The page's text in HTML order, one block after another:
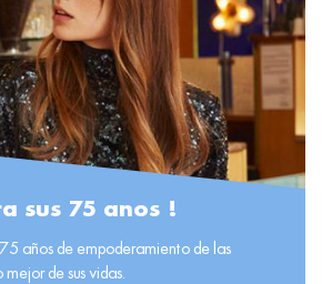
sus 75 anos !
años de empoderamiento de las
de sus vidas.